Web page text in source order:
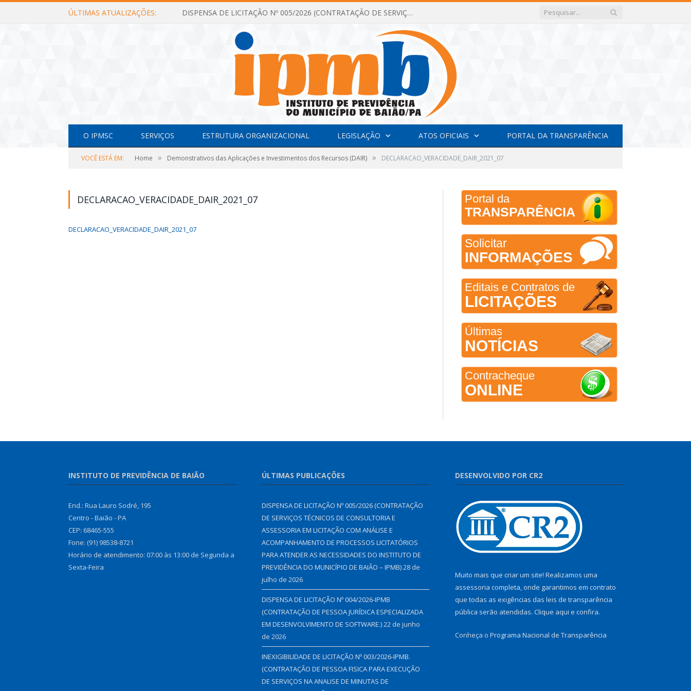
ÚLTIMAS ATUALIZAÇÕES: DISPENSA DE LICITAÇÃO Nº 005/2026 (CONTRATAÇÃO DE SERVIÇOS TÉCNICOS DE CONSULTORIA E ASSESSORIA EM LICITAÇÃO COM ANÁLISE E ACOMPANHAMENTO DE PROCESSOS LICITATÓRIOS PARA ATENDER AS NECESSIDADES DO INSTITUTO DE PREVIDÊNCIA DO MUNICÍPIO DE BAIÃO – IPMB)
O IPMSC SERVIÇOS ESTRUTURA ORGANIZACIONAL LEGISLAÇÃO ATOS OFICIAIS PORTAL DA TRANSPARÊNCIA
VOCÊ ESTÁ EM: Home » Demonstrativos das Aplicações e Investimentos dos Recursos (DAIR) » DECLARACAO_VERACIDADE_DAIR_2021_07
DECLARACAO_VERACIDADE_DAIR_2021_07
DECLARACAO_VERACIDADE_DAIR_2021_07
Portal da
TRANSPARÊNCIA
Solicitar
INFORMAÇÕES
Editais e Contratos de
LICITAÇÕES
Últimas
NOTÍCIAS
Contracheque
ONLINE
INSTITUTO DE PREVIDÊNCIA DE BAIÃO
End.: Rua Lauro Sodré, 195
Centro - Baião - PA
CEP: 68465-555
Fone: (91) 98538-8721
Horário de atendimento: 07:00 às 13:00 de Segunda a
Sexta-Feira
ÚLTIMAS PUBLICAÇÕES
DISPENSA DE LICITAÇÃO Nº 005/2026 (CONTRATAÇÃO
DE SERVIÇOS TÉCNICOS DE CONSULTORIA E
ASSESSORIA EM LICITAÇÃO COM ANÁLISE E
ACOMPANHAMENTO DE PROCESSOS LICITATÓRIOS
PARA ATENDER AS NECESSIDADES DO INSTITUTO DE
PREVIDÊNCIA DO MUNICÍPIO DE BAIÃO – IPMB)28 de
julho de 2026
DISPENSA DE LICITAÇÃO Nº 004/2026-IPMB
(CONTRATAÇÃO DE PESSOA JURÍDICA ESPECIALIZADA
EM DESENVOLVIMENTO DE SOFTWARE.)22 de junho
de 2026
INEXIGIBILIDADE DE LICITAÇÃO Nº 003/2026-IPMB.
(CONTRATAÇÃO DE PESSOA FISICA PARA EXECUÇÃO
DE SERVIÇOS NA ANALISE DE MINUTAS DE
DESENVOLVIDO POR CR2
Muito mais que criar um site! Realizamos uma
assessoria completa, onde garantimos em contrato
que todas as exigências das leis de transparência
pública serão atendidas. Clique aqui e confira.
Conheça o Programa Nacional de Transparência